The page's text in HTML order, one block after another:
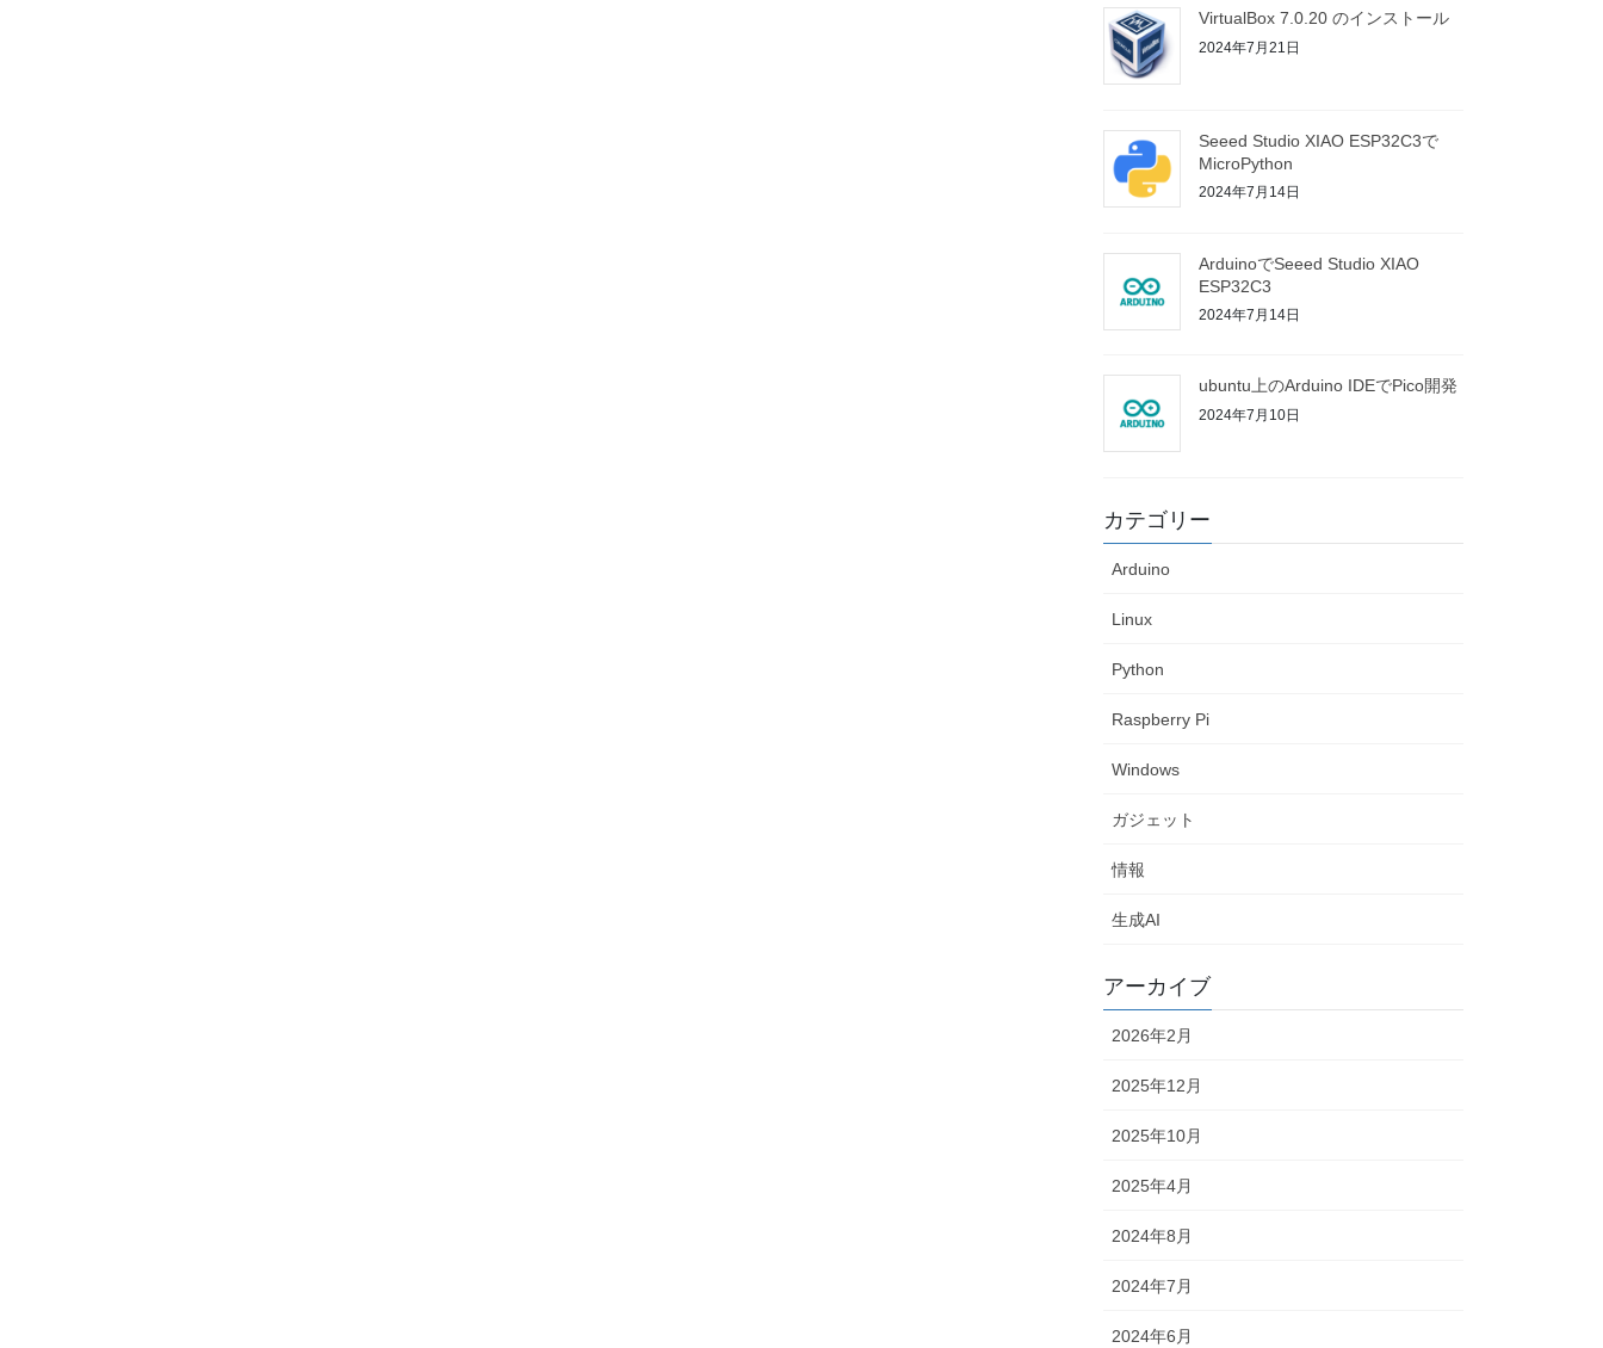
VirtualBox 7.0.20 のインストール
2024年7月21日
Seeed Studio XIAO ESP32C3で
MicroPython
2024年7月14日
ArduinoでSeeed Studio XIAO
ESP32C3
2024年7月14日
ubuntu上のArduino IDEでPico開発
2024年7月10日
カテゴリー
Arduino
Linux
Python
Raspberry Pi
Windows
ガジェット
情報
生成AI
アーカイブ
2026年2月
2025年12月
2025年10月
2025年4月
2024年8月
2024年7月
2024年6月